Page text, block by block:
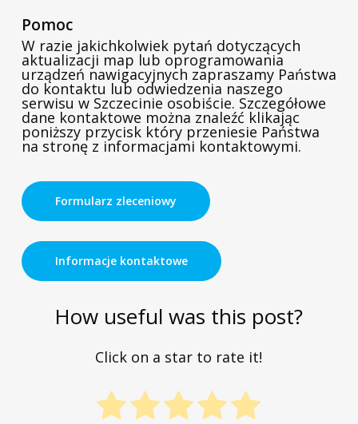
Pomoc
W razie jakichkolwiek pytań dotyczących
aktualizacji map lub oprogramowania
urządzeń nawigacyjnych zapraszamy Państwa
do kontaktu lub odwiedzenia naszego
serwisu w Szczecinie osobiście. Szczegółowe
dane kontaktowe można znaleźć klikając
poniższy przycisk który przeniesie Państwa
na stronę z informacjami kontaktowymi.
Formularz zleceniowy
Informacje kontaktowe
How useful was this post?
Click on a star to rate it!